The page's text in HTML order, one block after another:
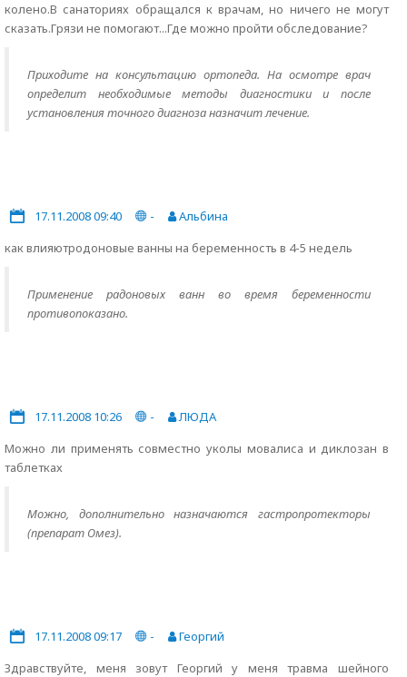
колено.В санаториях обращался к врачам, но ничего не могут
сказать.Грязи не помогают...Где можно пройти обследование?
Приходите на консультацию ортопеда. На осмотре врач
определит необходимые методы диагностики и после
установления точного диагноза назначит лечение.
17.11.2008 09:40 -
Альбина
как влияютродоновые ванны на беременность в 4-5 недель
Применение радоновых ванн во время беременности
противопоказано.
17.11.2008 10:26 -
ЛЮДА
Можно ли применять совместно уколы мовалиса и диклозан в
таблетках
Можно, дополнительно назначаются гастропротекторы
(препарат Омез).
17.11.2008 09:17 -
Георгий
Здравствуйте, меня зовут Георгий у меня травма шейного